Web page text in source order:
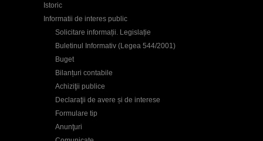
Istoric
Informatii de interes public
Solicitare informații. Legislație
Buletinul Informativ (Legea 544/2001)
Buget
Bilanțuri contabile
Achiziţii publice
Declaraţii de avere și de interese
Formulare tip
Anunţuri